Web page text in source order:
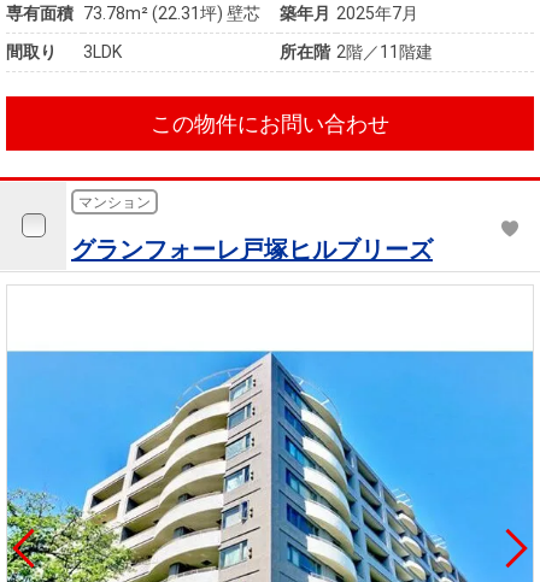
専有面積 73.78m²(22.31坪) 壁芯 築年月 2025年7月
間取り
3LDK 所在階 2階／11階建
この物件にお問い合わせ
マンション
グランフォーレ戸塚ヒルブリーズ